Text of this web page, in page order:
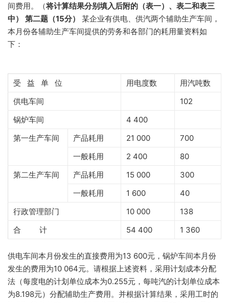
间费用。（将计算结果分别填入后附的（表一）、表二和表三
中）
第二题（15分）
某企业有供电、供汽两个辅助生产车间，
本月份各辅助生产车间提供的劳务和各部门的耗用量资料如
下：
受 益 单 位 用电度数
用汽吨数
供电车间
102
锅炉车间
4 400
第一生产车间
产品耗用 21 000
700
一般耗用
2 400
80
第二生产车间
产品耗用 15 000
300
一般耗用
1 600
40
行政管理部门
10 000
138
合 计
54 400 1 360
供电车间本月份发生的直接费用为13 600元，锅炉车间本月份
发生的费用为10 064元。请根据上述资料，采用计划成本分配
法（每度电的计划单位成本为0.255元，每吨汽的计划单位成本
为8.198元）分配辅助生产费用。并根据计算结果，采用工时的